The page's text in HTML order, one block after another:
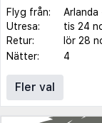
Flyg från:
Arlanda
Utresa:
tis 24
Retur:
lör 28
Nätter:
4
Fler val